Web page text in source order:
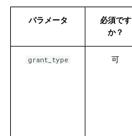
パラメータ
必須です
か？
grant_type 可